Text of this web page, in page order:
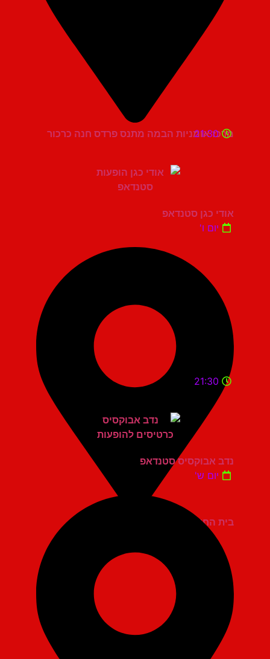
מרכז אומניות הבמה מתנס פרדס חנה כרכור
21:30
אודי כגן סטנדאפ
יום ו'
בית החייל תל אביב
21:30
נדב אבוקסיס סטנדאפ
יום ש'